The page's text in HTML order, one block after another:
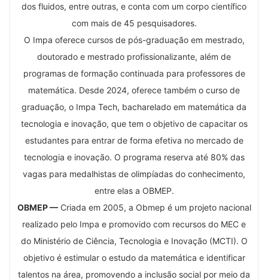
dos fluidos, entre outras, e conta com um corpo científico
com mais de 45 pesquisadores.
O Impa oferece cursos de pós-graduação em mestrado,
doutorado e mestrado profissionalizante, além de
programas de formação continuada para professores de
matemática. Desde 2024, oferece também o curso de
graduação, o Impa Tech, bacharelado em matemática da
tecnologia e inovação, que tem o objetivo de capacitar os
estudantes para entrar de forma efetiva no mercado de
tecnologia e inovação. O programa reserva até 80% das
vagas para medalhistas de olimpíadas do conhecimento,
entre elas a OBMEP.
OBMEP —Criada em 2005, a Obmep é um projeto nacional
realizado pelo Impa e promovido com recursos do MEC e
do Ministério de Ciência, Tecnologia e Inovação (MCTI). O
objetivo é estimular o estudo da matemática e identificar
talentos na área, promovendo a inclusão social por meio da